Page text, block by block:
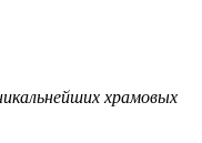
храмовых